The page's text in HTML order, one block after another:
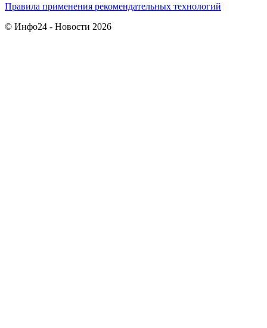
Правила применения рекомендательных технологий
© Инфо24 - Новости 2026